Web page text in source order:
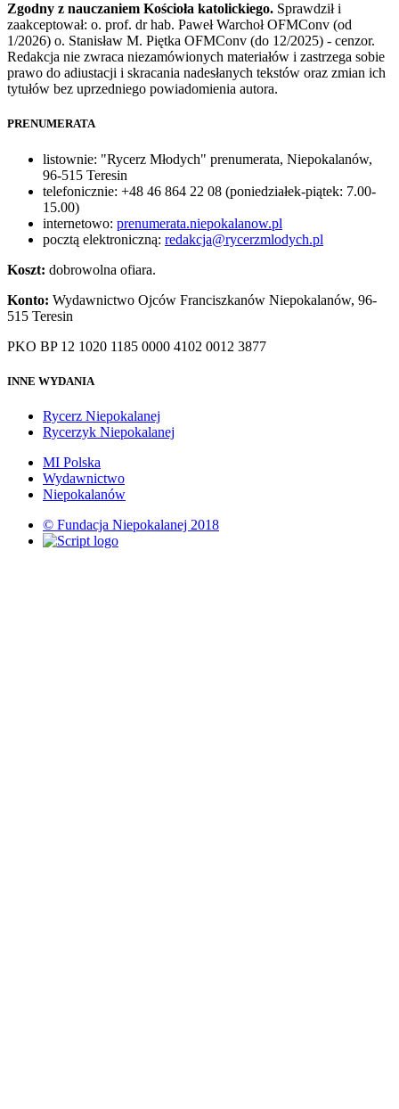
Zgodny z nauczaniem Kościoła katolickiego. Sprawdził i
zaakceptował: o. prof. dr hab. Paweł Warchoł OFMConv (od
1/2026) o. Stanisław M. Piętka OFMConv (do 12/2025) - cenzor.
Redakcja nie zwraca niezamówionych materiałów i zastrzega sobie
prawo do adiustacji i skracania nadesłanych tekstów oraz zmian ich
tytułów bez uprzedniego powiadomienia autora.
PRENUMERATA
listownie: "Rycerz Młodych" prenumerata, Niepokalanów,
96-515 Teresin
telefonicznie: +48 46 864 22 08 (poniedziałek-piątek: 7.00-
15.00)
internetowo: prenumerata.niepokalanow.pl
pocztą elektroniczną: redakcja@rycerzmlodych.pl
Koszt: dobrowolna ofiara.
Konto: Wydawnictwo Ojców Franciszkanów Niepokalanów, 96-
515 Teresin
PKO BP 12 1020 1185 0000 4102 0012 3877
INNE WYDANIA
Rycerz Niepokalanej
Rycerzyk Niepokalanej
MI Polska
Wydawnictwo
Niepokalanów
© Fundacja Niepokalanej 2018